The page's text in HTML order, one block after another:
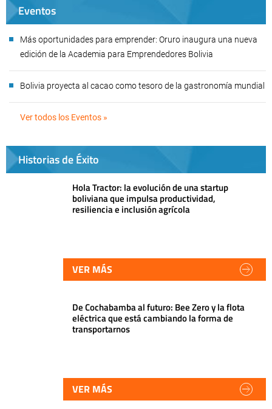
Eventos
Más oportunidades para emprender: Oruro inaugura una nueva
edición de la Academia para Emprendedores Bolivia
Bolivia proyecta al cacao como tesoro de la gastronomía mundial
Ver todos los Eventos »
Historias de Éxito
Hola Tractor: la evolución de una startup
boliviana que impulsa productividad,
resiliencia e inclusión agrícola
VER MÁS
De Cochabamba al futuro: Bee Zero y la flota
eléctrica que está cambiando la forma de
transportarnos
VER MÁS